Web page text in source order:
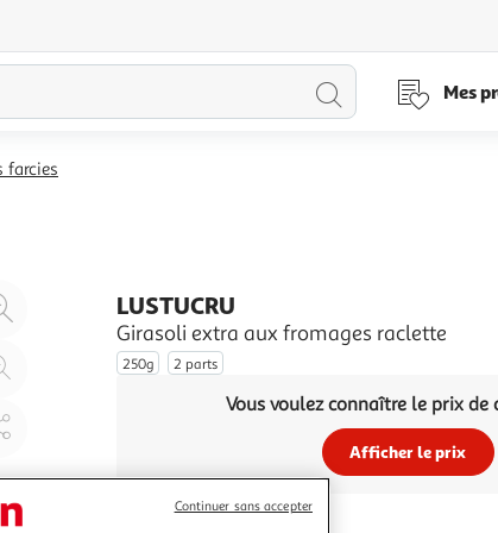
Lancer
Mes
farcies
Agrandir
l'illustration
%
produit
LUSTUCRU
Girasoli extra aux fromages raclette
250g 2 parts
Vous voulez connaître le prix de
Afficher le prix
Continuer sans accepter